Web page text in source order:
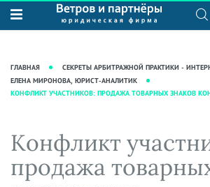
О нас
Рекомендации
фирмы
Кейсы
Юридические услуги
Интеллектуальная собственность
Сопровождение бизнеса
Ведение уголовных дел
База знаний
Журнал "Секреты арбитражной
практики"
Статьи
Аудиоподкасты
Видеоподкасты
ГЛАВНАЯ
СЕКРЕТЫ АРБИТРАЖНОЙ ПРАКТИКИ -
ЕЛЕНА МИРОНОВА, ЮРИСТ-АНАЛИТИК
КОНФЛИКТ УЧАСТНИКОВ: ПРОДАЖА ТОВАРНЫХ ЗНАКОВ
Конфликт
продажа